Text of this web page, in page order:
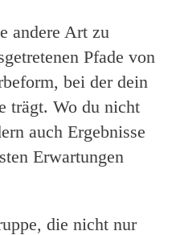
andere Art zu
Pfade von
bei der dein
trägt. Wo du nicht
auch Ergebnisse
Erwartungen
die nicht nur